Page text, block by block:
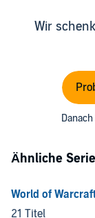
Wir
Ähnliche
World of
21 Titel